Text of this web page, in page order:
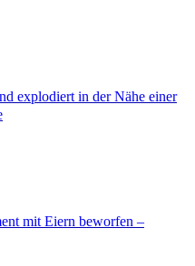
explodiert in der Nähe einer
mit Eiern beworfen –